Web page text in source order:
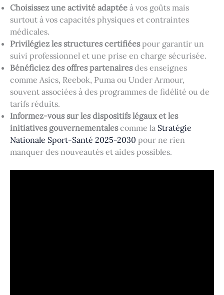
Choisissez une activité adaptée à vos goûts mais
surtout à vos capacités physiques et contraintes
médicales.
Privilégiez les structures certifiéespour garantir un
suivi professionnel et une prise en charge sécurisée.
Bénéficiez des offres partenairesdes enseignes
comme Asics, Reebok, Puma ou Under Armour,
souvent associées à des programmes de fidélité ou de
tarifs réduits.
Informez-vous sur les dispositifs légaux et les
initiatives gouvernementalescomme la Stratégie
Nationale Sport-Santé 2025-2030 pour ne rien
manquer des nouveautés et aides possibles.